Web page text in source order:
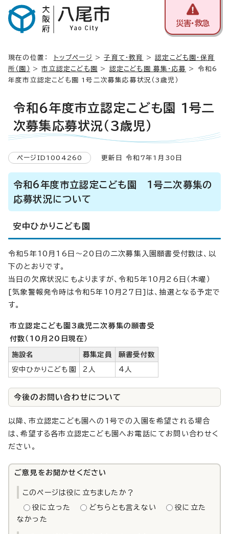
災害・救急
現在の位置： トップページ >子育て・教育 >認定こども園・保育
所（園）
>市立認定こども園 > 認定こども園 募集・応募
> 令和6
年度市立認定こども園 1号二次募集応募状況（3歳児）
令和6年度市立認定こども園 1号二
次募集応募状況（3歳児）
ページID1004260 更新日 令和7年1月30日
令和6年度市立認定こども園 1号二次募集の
応募状況について
安中ひかりこども園
令和5年10月16日～20日の二次募集入園願書受付数は、以
下のとおりです。
当日の欠席状況にもよりますが、令和5年10月26日（木曜）
[気象警報発令時は令和5年10月27日]は、抽選となる予定で
す。
市立認定こども園3歳児二次募集の願書受
付数（10月20日現在）
施設名 募集定員 願書受付数
安中ひかりこども園 2人 4人
今後のお問い合わせについて
以降、市立認定こども園への1号での入園を希望される場合
は、希望する各市立認定こども園へお電話にてお問い合わせく
ださい。
ご意見をお聞かせください
このページは役に立ちましたか？
役に立った どちらとも言えない
役に立た
なかった